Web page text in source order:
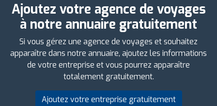
Ajoutez votre agence de voyages
à notre annuaire gratuitement
Si vous gérez une agence de voyages et souhaitez
apparaître dans notre annuaire, ajoutez les informations
de votre entreprise et vous pourrez apparaître
totalement gratuitement.
Ajoutez votre entreprise gratuitement